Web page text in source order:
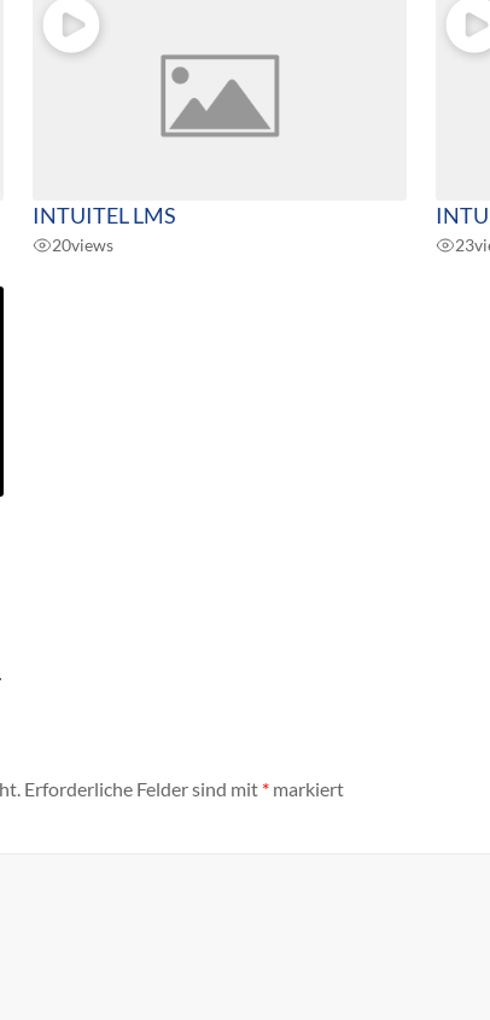
INTUITEL LMS
20views 23
Erforderliche Felder sind mit * markiert